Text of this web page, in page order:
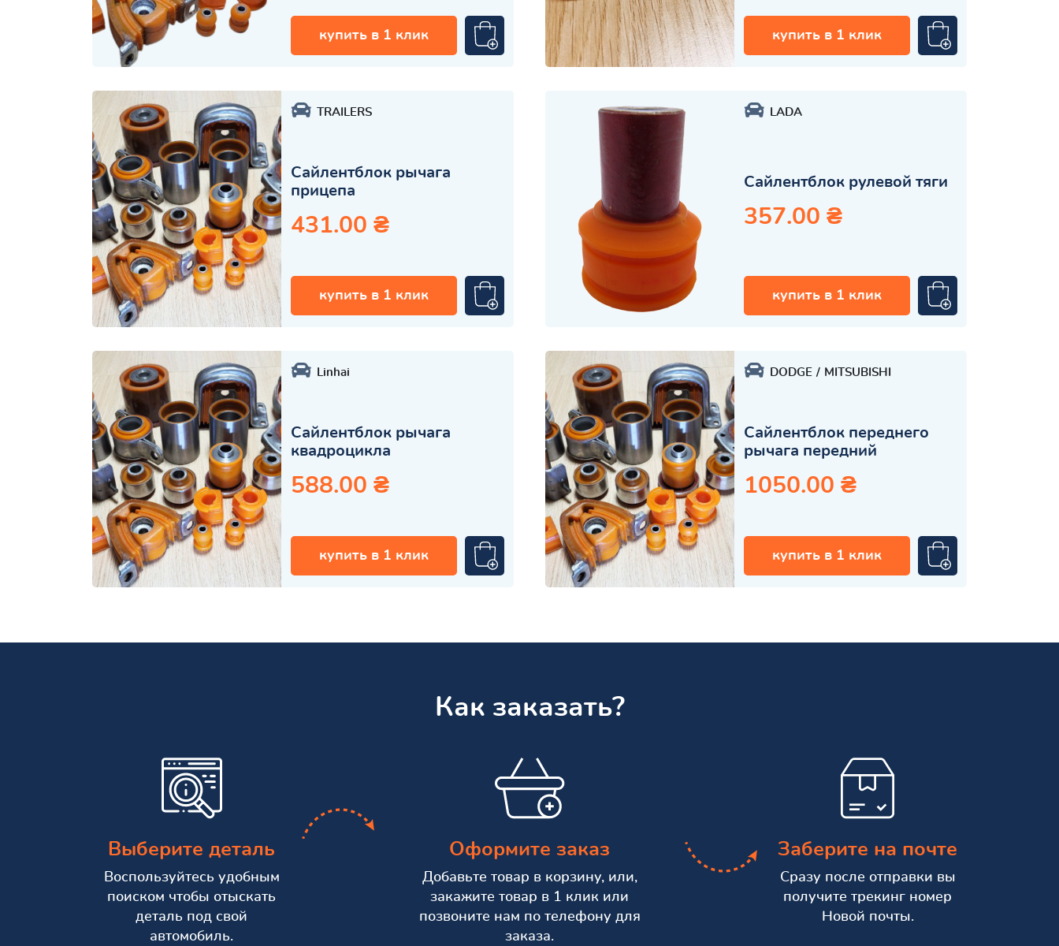
купить в 1 клик купить в 1 клик
TRAILERS
Сайлентблок рычага
прицепа
431.00 ₴
купить в 1 клик
LADA
Сайлентблок рулевой тяги
357.00 ₴
купить в 1 клик
Linhai
Сайлентблок рычага
квадроцикла
588.00 ₴
купить в 1 клик
DODGE MITSUBISHI
Сайлентблок переднего
рычага передний
1050.00 ₴
купить в 1 клик
Как заказать?
Выберите деталь
Воспользуйтесь удобным
поиском чтобы отыскать
деталь под свой
автомобиль.
Оформите заказ
Добавьте товар в корзину, или,
закажите товар в 1 клик или
позвоните нам по телефону для
заказа.
Заберите на почте
Сразу после отправки вы
получите трекинг номер
Новой почты.